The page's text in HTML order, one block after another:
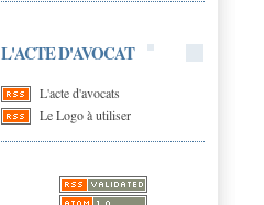
L'ACTE D'AVOCAT
L'acte d'avocats
Le Logo à utiliser